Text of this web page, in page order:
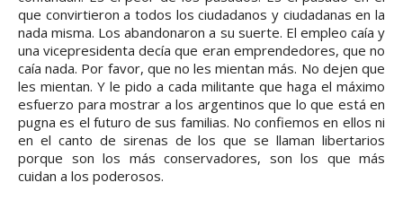
que convirtieron a todos los ciudadanos y ciudadanas en la
nada misma. Los abandonaron a su suerte. El empleo caía y
una vicepresidenta decía que eran emprendedores, que no
caía nada. Por favor, que no les mientan más. No dejen que
les mientan. Y le pido a cada militante que haga el máximo
esfuerzo para mostrar a los argentinos que lo que está en
pugna es el futuro de sus familias. No confiemos en ellos ni
en el canto de sirenas de los que se llaman libertarios
porque son los más conservadores, son los que más
cuidan a los poderosos.